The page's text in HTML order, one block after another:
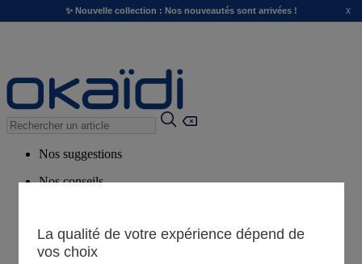
✨ Nouvelle collection : Nos nouveautés sont arrivées ! x
Nos suggestions
Nos conseils
La qualité de votre expérience dépend de
vos choix